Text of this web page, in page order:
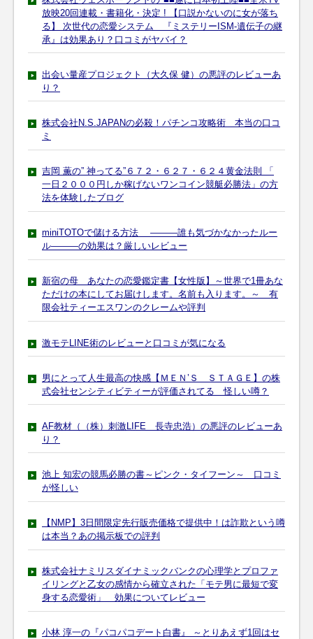
放映20回連載・書籍化・決定 ! 【口説かないのに女が落ち
る】 次世代の恋愛システム 『ミステリーISM-遺伝子の継
承』は効果あり？口コミがヤバイ？
出会い量産プロジェクト（大久保 健）の悪評のレビューあ
り？
株式会社N.S.JAPANの必殺！パチンコ攻略術 本当の口コ
ミ
吉岡 薫の” 神ってる”６７２・６２７・６２４黄金法則 「
一日２０００円しか稼げないワンコイン競艇必勝法」の方
法を体験したブログ
miniTOTOで儲ける方法 ―――誰も気づかなかったルー
ル―――の効果は？厳しいレビュー
新宿の母 あなたの恋愛鑑定書【女性版】～世界で1冊あな
ただけの本にしてお届けします。名前も入ります。～ 有
限会社ティーエスワンのクレームや評判
激モテLINE術のレビューと口コミが気になる
男にとって人生最高の快感【ＭＥＮ’Ｓ ＳＴＡＧＥ】の株
式会社センシティビティーが評価されてる 怪しい噂？
AF教材（（株）刺激LIFE 長寺忠浩）の悪評のレビューあ
り？
池上 知宏の競馬必勝の書～ピンク・タイフーン～ 口コミ
が怪しい
【NMP】3日間限定先行販売価格で提供中！は詐欺という噂
は本当？あの掲示板での評判
株式会社ナミリスダイナミックバンクの心理学とプロファ
イリングと乙女の感情から確立された「モテ男に最短で変
身する恋愛術」 効果についてレビュー
小林 淳一の『パコパコデート白書』 ～とりあえず1回はセ